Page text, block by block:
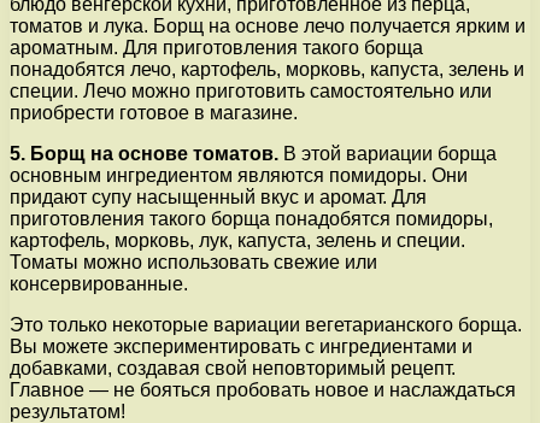
томатов и лука. Борщ на основе лечо получается ярким и
ароматным. Для приготовления такого борща
понадобятся лечо, картофель, морковь, капуста, зелень и
специи. Лечо можно приготовить самостоятельно или
приобрести готовое в магазине.
5. Борщ на основе томатов. В этой вариации борща
основным ингредиентом являются помидоры. Они
придают супу насыщенный вкус и аромат. Для
приготовления такого борща понадобятся помидоры,
картофель, морковь, лук, капуста, зелень и специи.
Томаты можно использовать свежие или
консервированные.
Это только некоторые вариации вегетарианского борща.
Вы можете экспериментировать с ингредиентами и
добавками, создавая свой неповторимый рецепт.
Главное — не бояться пробовать новое и наслаждаться
результатом!